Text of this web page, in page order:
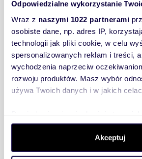
Odpowiedzialne wykorzystanie
Wraz z naszymi 1022 partnerami
osobiste dane, np. adres IP,
technologii jak pliki cookie, w celu
spersonalizowanych reklam i treści,
wychodzenia naprzeciw
rozwoju produktów. Masz wybór
używa Twoich danych i w jakich
dane są przetwarzane oraz ustaw
. W Deklaracji
zmienić lub wycofać swoją zgodę w
Akceptuj
Wypowiedzenie umowy
najmu na czas określony
najmu